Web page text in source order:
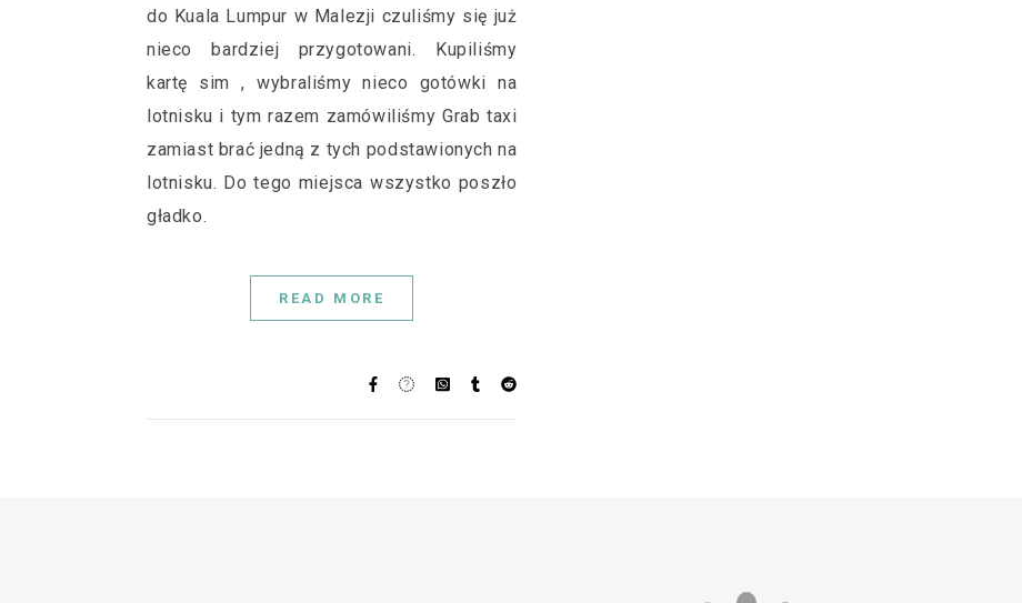
do Kuala Lumpur w Malezji czuliśmy się już
nieco bardziej przygotowani. Kupiliśmy
kartę sim , wybraliśmy nieco gotówki na
lotnisku i tym razem zamówiliśmy Grab taxi
zamiast brać jedną z tych podstawionych na
lotnisku. Do tego miejsca wszystko poszło
gładko.
READ MORE